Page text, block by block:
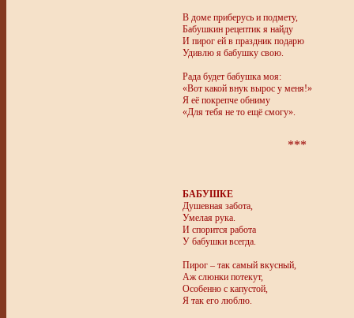
В доме приберусь и подмету,
Бабушкин рецептик я найду
И пирог ей в праздник подарю
Удивлю я бабушку свою.
Рада будет бабушка моя:
«Вот какой внук вырос у меня!»
Я её покрепче обниму
«Для тебя не то ещё смогу».
***
БАБУШКЕ
Душевная забота,
Умелая рука.
И спорится работа
У бабушки всегда.
Пирог – так самый вкусный,
Аж слюнки потекут,
Особенно с капустой,
Я так его люблю.